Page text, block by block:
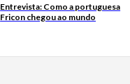
Entrevista: Como a portuguesa
Fricon chegou ao mundo